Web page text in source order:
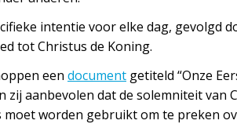
intentie voor elke dag, gevolgd
tot Christus de Koning.
een document getiteld “Onze
zij aanbevolen dat de solemniteit van
worden gebruikt om te preken